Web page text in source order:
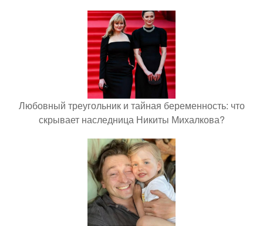
Любовный треугольник и тайная беременность: что
скрывает наследница Никиты Михалкова?